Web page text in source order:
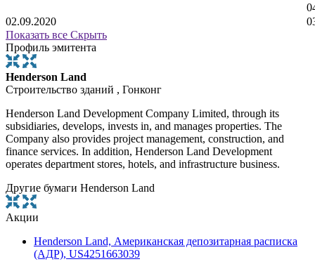
02.09.2020
Показать все Скрыть
Профиль эмитента
Henderson Land
Строительство зданий , Гонконг
Henderson Land Development Company Limited, through its
subsidiaries, develops, invests in, and manages properties. The
Company also provides project management, construction, and
finance services. In addition, Henderson Land Development
operates department stores, hotels, and infrastructure business.
Другие бумаги Henderson Land
Акции
Henderson Land, Американская депозитарная расписка
(АДР), US4251663039